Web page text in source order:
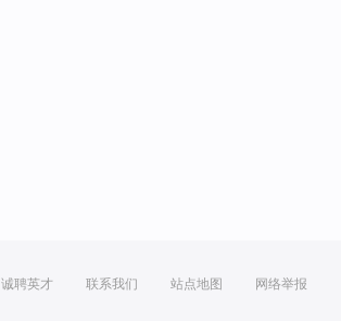
诚聘英才 联系我们 站点地图 网络举报